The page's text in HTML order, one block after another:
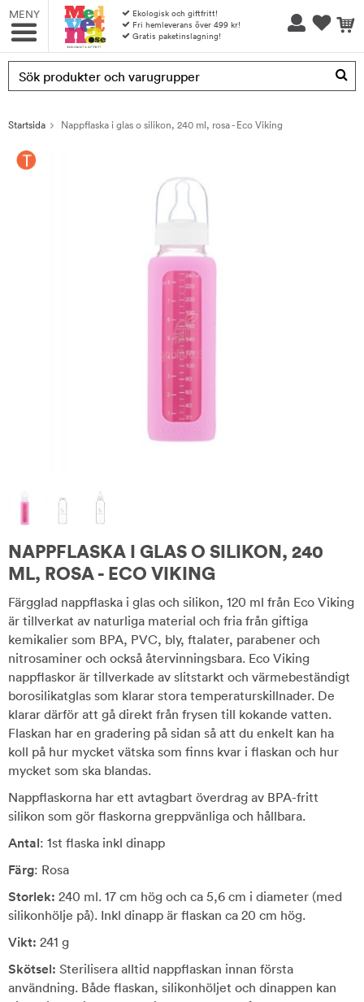
MENY
Ekologisk och giftfritt!
Fri hemleverans över 499 kr!
Gratis paketinslagning!
Produkten har blivit tillagd i varukorgen
Startsida Nappflaska i glas o silikon, 240 ml, rosa - Eco Viking
NAPPFLASKA I GLAS O SILIKON, 240
ML, ROSA - ECO VIKING
Färgglad nappflaska i glas och silikon, 120 ml från Eco Viking
är tillverkat av naturliga material och fria från giftiga
kemikalier som BPA, PVC, bly, ftalater, parabener och
nitrosaminer och också återvinningsbara. Eco Viking
nappflaskor är tillverkade av slitstarkt och värmebeständigt
borosilikatglas som klarar stora temperaturskillnader. De
klarar därför att gå direkt från frysen till kokande vatten.
Flaskan har en gradering på sidan så att du enkelt kan ha
koll på hur mycket vätska som finns kvar i flaskan och hur
mycket som ska blandas.
Nappflaskorna har ett avtagbart överdrag av BPA-fritt
silikon som gör flaskorna greppvänliga och hållbara.
Antal: 1st flaska inkl dinapp
Färg: Rosa
Storlek: 240 ml. 17 cm hög och ca 5,6 cm i diameter (med
silikonhölje på). Inkl dinapp är flaskan ca 20 cm hög.
Vikt: 241 g
Skötsel: Sterilisera alltid nappflaskan innan första
användning. Både flaskan, silikonhöljet och dinappen kan